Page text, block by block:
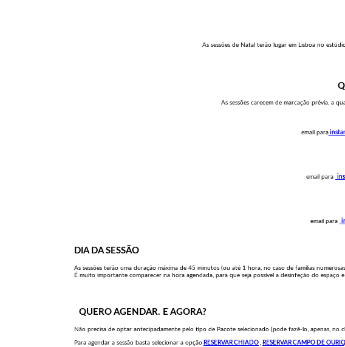
As sessões de Natal terão lugar em Lisboa no
As sessões carecem de marcação prévia, a
email para
email para
email para
DIA DA SESSÃO
As sessões terão uma duração máxima de 45 minutos (ou até 1 hora, no caso de famílias
É muito importante comparecer na hora agendada, para que seja possível a desinfeção do
QUERO AGENDAR. E AGORA?
Não precisa de optar antecipadamente pelo tipo de Pacote selecionado (pode fazê-lo, apenas, no
Para agendar a sessão basta selecionar a opção RESERVAR CHIADO RESERVAR CAMPO DE